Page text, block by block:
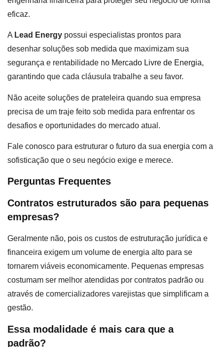
eficaz.
A Lead Energy possui especialistas prontos para
desenhar soluções sob medida que maximizam sua
segurança e rentabilidade no Mercado Livre de Energia,
garantindo que cada cláusula trabalhe a seu favor.
Não aceite soluções de prateleira quando sua empresa
precisa de um traje feito sob medida para enfrentar os
desafios e oportunidades do mercado atual.
Fale conosco para estruturar o futuro da sua energia com a
sofisticação que o seu negócio exige e merece.
Perguntas Frequentes
Contratos estruturados são para pequenas
empresas?
Geralmente não, pois os custos de estruturação jurídica e
financeira exigem um volume de energia alto para se
tornarem viáveis economicamente. Pequenas empresas
costumam ser melhor atendidas por contratos padrão ou
através de comercializadores varejistas que simplificam a
gestão.
Essa modalidade é mais cara que a
padrão?